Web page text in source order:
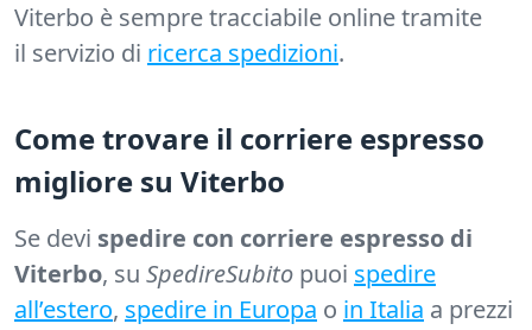
Viterbo è sempre tracciabile online tramite
il servizio di ricerca spedizioni.
Come trovare il corriere espresso
migliore su Viterbo
Se devi spedire con corriere espresso di
Viterbo, su SpedireSubito puoi spedire
all’estero, spedire in Europa o in Italia a prezzi